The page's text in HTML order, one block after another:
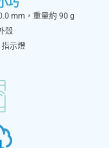
巧
mm，重量約 90 g
殼
指示燈